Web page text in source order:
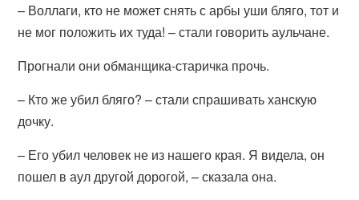
– Воллаги, кто не может снять с арбы уши бляго, тот и
не мог положить их туда! – стали говорить аульчане.
Прогнали они обманщика-старичка прочь.
– Кто же убил бляго? – стали спрашивать ханскую
дочку.
– Его убил человек не из нашего края. Я видела, он
пошел в аул другой дорогой, – сказала она.